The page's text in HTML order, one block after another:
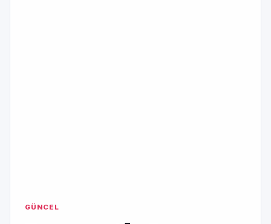
GÜNCEL